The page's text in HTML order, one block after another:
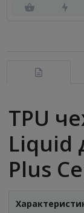
TPU
Liquid
Plus